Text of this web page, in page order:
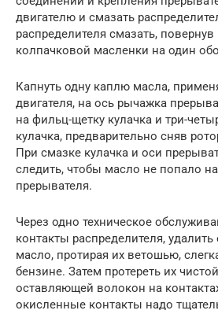
двигателю и смазать
распределителя смазать,
колпачковой масленки на один
Капнуть одну каплю масла,
двигателя, на ось рычажка
на фильц-щетку кулачка и три-
кулачка, предварительно сняв
При смазке кулачка и оси
следить, чтобы масло не попало
прерывателя.
Через одно техническое
контакты распределителя, удалить
масло, протирая их ветошью,
бензине. Затем протереть их
оставляющей волокон на
окисленные контакты надо